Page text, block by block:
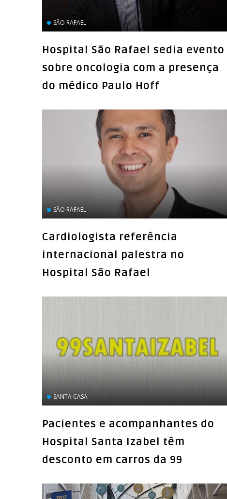
SÃO RAFAEL
Hospital São Rafael sedia evento
sobre oncologia com a presença
do médico Paulo Hoff
SÃO RAFAEL
Cardiologista referência
internacional palestra no
Hospital São Rafael
SANTA CASA
Pacientes e acompanhantes do
Hospital Santa Izabel têm
desconto em carros da 99